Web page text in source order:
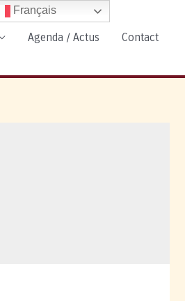
Agenda / Actus Contact
Français